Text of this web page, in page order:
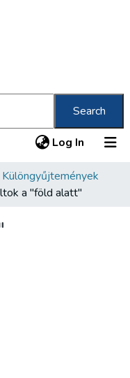
Search
Log In (current)
Különgyűjtemények
a "föld alatt"